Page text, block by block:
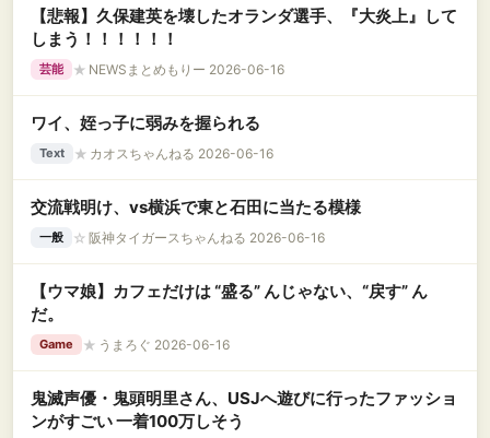
【悲報】久保建英を壊したオランダ選手、『大炎上』して
しまう！！！！！！
芸能 ★ NEWSまとめもりー 2026-06-16
ワイ、姪っ子に弱みを握られる
Text ★ カオスちゃんねる 2026-06-16
交流戦明け、vs横浜で東と石田に当たる模様
一般 ☆ 阪神タイガースちゃんねる 2026-06-16
【ウマ娘】カフェだけは “盛る” んじゃない、“戻す” ん
だ。
Game ★ うまろぐ 2026-06-16
鬼滅声優・鬼頭明里さん、USJへ遊びに行ったファッショ
ンがすごい 一着100万しそう